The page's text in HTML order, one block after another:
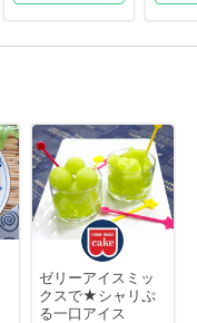
ゼリーアイスミッ
クスで★シャリぷ
る一口アイス